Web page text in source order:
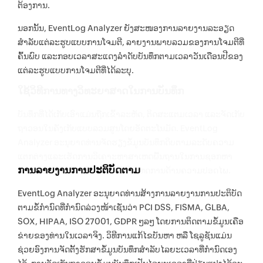
ຕ້ອງການ.
ນອກນັ້ນ, EventLog Analyzer ຍັງສະໜອງການລາຍງານລະອຽດ
ສຳລັບແຕ່ລະຮູບແບບການໂຈມຕີ, ລາຍງານພາບລວມຂອງການໂຈມຕີທີ່
ຄົ້ນພົບ ແລະກອບເວລາສະແດງລຳດັບບັນທຶກຕາມເວລາວັນເດືອນປີຂອງ
ແຕ່ລະຮູບແບບການໂຈມຕີທີ່ໄດ້ລະບຸ.
ການລາຍງານການປະຕິບັດຕາມ
EventLog Analyzer ອະນຸຍາດທ່ານສ້າງການລາຍງານການປະຕິບັດ
ຕາມຂໍ້ກຳນົດທີ່ກຳນົດລ່ວງໜ້າເຊັ່ນວ່າ PCI DSS, FISMA, GLBA,
SOX, HIPAA, ISO 27001, GDPR ໆລໆ ໂດຍການຕິດຕາມຂໍ້ມູນເຄືອ
ຂ່າຍຂອງທ່ານໃນເວລາຈິງ. ວິທີການແກ້ໄຂບັນຫາ ຫລື ໂຊລູຊັນແມ່ນ
ຊ່ວຍອົງການຈັດຕັ້ງຮັກສາຂໍ້ມູນບັນທຶກສຳລັບໄລຍະເວລາທີ່ກຳນົດເອງ
ລາຍການບັນທຶກອັນແທ້ຈິງທີ່ກໍໃຫ້ເກີດເຫດການດ້ານຄວາມປອດໄພ.